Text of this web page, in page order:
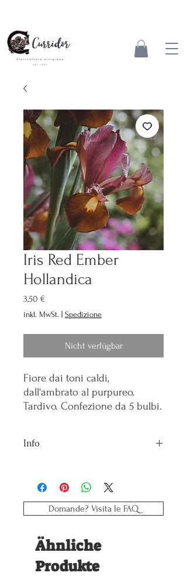
Iris Red Ember
Hollandica
3,50 €
inkl. MwSt. Spedizione
Nicht verfügbar
Fiore dai toni caldi,
dall'ambrato al purpureo.
Tardivo. Confezione da 5 bulbi.
Info
Altezza pianta: 60/70 cm
Profondità messa a dimora: 10cm
Distanza di impianto: 10/20 cm
Periodo di impianto: da settembre a
Domande? Visita le FAQ
Ähnliche
Produkte